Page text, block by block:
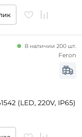
(LED, 220V, IP65)
В наличии 200 шт.
Feron